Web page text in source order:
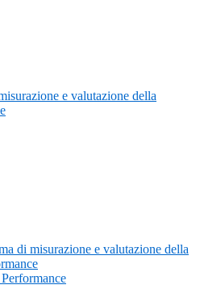
e valutazione della
di misurazione e valutazione della